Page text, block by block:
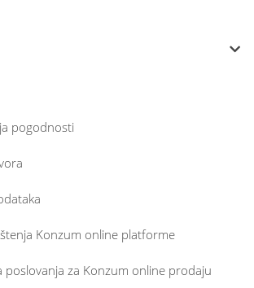
pogodnosti
Konzum online platforme
poslovanja za Konzum online prodaju